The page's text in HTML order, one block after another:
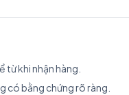
từ khi nhận hàng.
có bằng chứng rõ ràng.